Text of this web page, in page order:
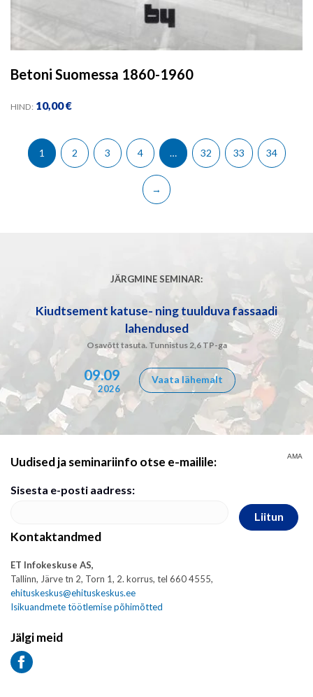
Betoni Suomessa 1860-1960
HIND: 10,00€
1 2 3 4 … 32 33 34
→
JÄRGMINE SEMINAR:
Kiudtsement katuse- ning tuulduva fassaadi
lahendused
Osavõtt tasuta. Tunnistus 2,6 TP-ga
09.09
2026
Vaata lähemalt
Uudised ja seminariinfo otse e-mailile:
Sisesta e-posti aadress:
Liitun
Kontaktandmed
ET Infokeskuse AS,
Tallinn, Järve tn 2, Torn 1, 2. korrus, tel 660 4555,
ehituskeskus@ehituskeskus.ee
Isikuandmete töötlemise põhimõtted
Jälgi meid
AMA